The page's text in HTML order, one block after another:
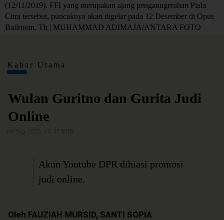
(12/11/2019). FFI yang merupakan ajang penganugerahan Piala
Citra tersebut, puncaknya akan digelar pada 12 Desember di Opus
Ballroom, Th | MUHAMMAD ADIMAJA/ANTARA FOTO
Kabar Utama
Wulan Guritno dan Gurita Judi
Online
Akun Youtube DPR dihiasi promosi
judi online.
Oleh FAUZIAH MURSID, SANTI SOPIA